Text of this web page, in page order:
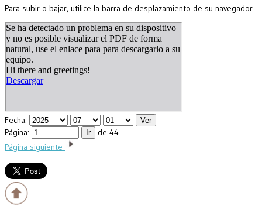
Para subir o bajar, utilice la barra de desplazamiento de su navegador.
Fecha:
Página:
de 44
Página siguiente